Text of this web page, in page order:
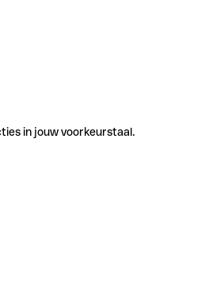
in jouw voorkeurstaal.